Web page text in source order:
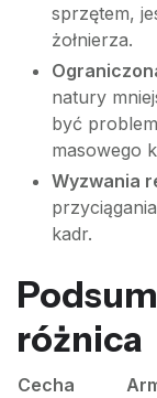
sprzętem,
żołnierza.
natury
być
masowego
Wyzwania
kadr.
różnica
Cecha